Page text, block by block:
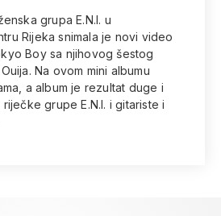
grupa E.N.I. u
Rijeka snimala je novi video
Boy sa njihovog šestog
Na ovom mini albumu
a album je rezultat duge i
grupe E.N.I. i gitariste i